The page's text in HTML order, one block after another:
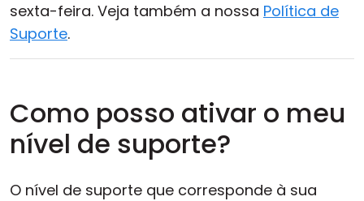
sexta-feira. Veja também a nossa Política de
Suporte.
Como posso ativar o meu
nível de suporte?
O nível de suporte que corresponde à sua